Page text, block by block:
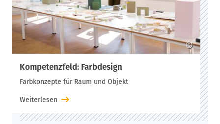
©
Kompetenzfeld: Farbdesign
Farbkonzepte für Raum und Objekt
Weiterlesen